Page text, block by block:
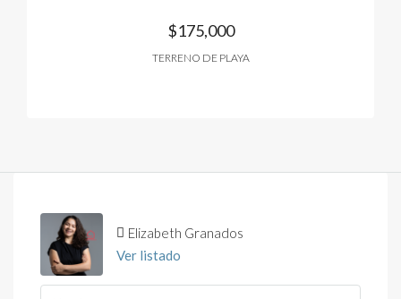
$175,000
TERRENO DE PLAYA
Elizabeth Granados
Ver listado